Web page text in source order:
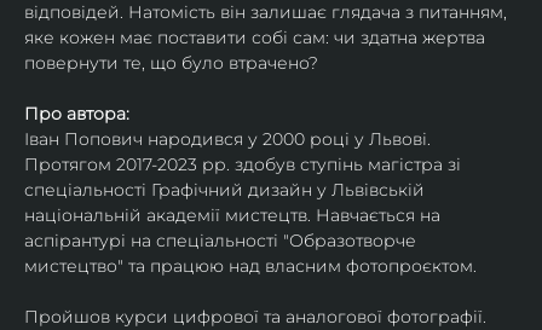
відповідей. Натомість він залишає глядача з питанням,
яке кожен має поставити собі сам: чи здатна жертва
повернути те, що було втрачено?
Про автора:
Іван Попович народився у 2000 році у Львові.
Протягом 2017-2023 рр. здобув ступінь магістра зі
спеціальності Графічний дизайн у Львівській
національній академії мистецтв. Навчається на
аспірантурі на спеціальності "Образотворче
мистецтво" та працюю над власним фотопроєктом.
Пройшов курси цифрової та аналогової фотографії.